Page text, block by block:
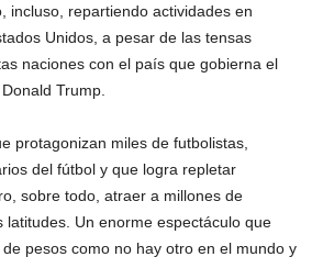
incluso, repartiendo actividades en
Unidos, a pesar de las tensas
naciones con el país que gobierna el
Trump.
protagonizan miles de futbolistas,
del fútbol y que logra repletar
sobre todo, atraer a millones de
latitudes. Un enorme espectáculo que
pesos como no hay otro en el mundo y